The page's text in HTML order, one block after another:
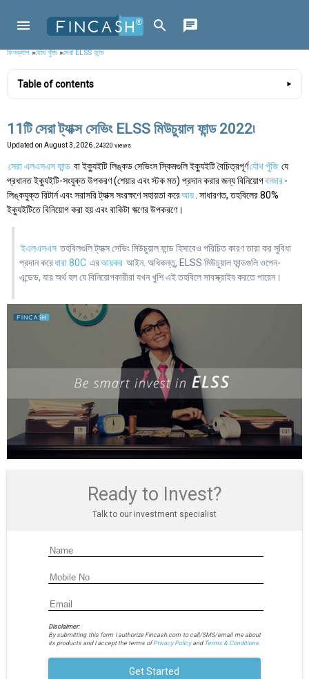
ফিনক্যাশ»যৌথ পুঁজি»সেরা ELSS ফান্ড
Table of contents
11টি সেরা ট্যাক্স সেভিং ELSS মিউচুয়াল ফান্ড 2022৷
Updated on August 3, 2026 , 24320 views
সেরা এলএসএস ফান্ড বা ইক্যুইটি লিঙ্কড সেভিংস স্কিমগুলি ইক্যুইটি বৈচিত্রপূর্ণযৌথ পুঁজি যে
প্রধানত ইক্যুইটি-সংযুক্ত উপকরণ (শেয়ার এবং স্টক মত) প্রদান করার জন্য বিনিয়োগবাজার-
লিঙ্কযুক্ত রিটার্ন এবং সরাসরি ট্যাক্স সংরক্ষণে সহায়তা করেআয়. সাধারণত, তহবিলের 80%
ইক্যুইটিতে বিনিয়োগ করা হয় এবং বাকিটা ঋণের উপকরণে।
ইএলএসএস তহবিলগুলি ট্যাক্স সেভিং মিউচুয়াল ফান্ড হিসাবেও পরিচিত কারণ তারা কর সুবিধা
প্রদান করে ধারা 80C এরআয়কর আইন. অধিকন্তু, ELSS মিউচুয়াল ফান্ডগুলি ওপেন-
এন্ডেড, যার অর্থ হল যে বিনিয়োগকারীরা যখন খুশি এই তহবিলে সাবস্ক্রাইব করতে পারেন।
Ready to Invest?
Talk to our investment specialist
Disclaimer:
By submitting this form I authorize Fincash.com to call/SMS/email me about
its products and I accept the terms ofPrivacy Policyand Terms & Conditions.
Get Started